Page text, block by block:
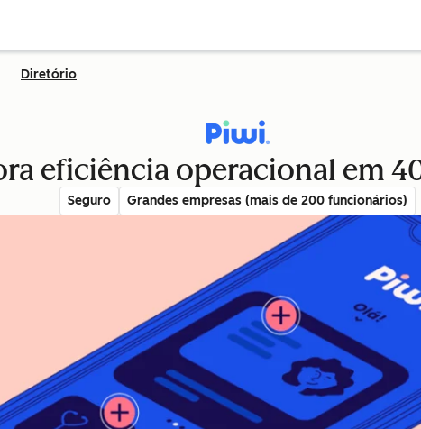
Diretório
eficiência operacional em
Seguro Grandes empresas (mais de 200 funcionários)